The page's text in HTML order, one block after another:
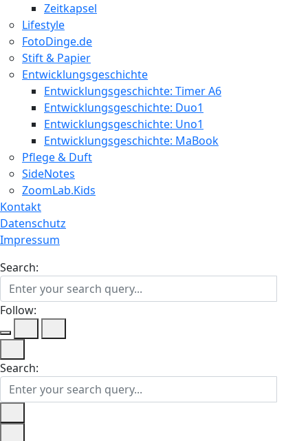
Zeitkapsel
Lifestyle
FotoDinge.de
Stift & Papier
Entwicklungsgeschichte
Entwicklungsgeschichte: Timer A6
Entwicklungsgeschichte: Duo1
Entwicklungsgeschichte: Uno1
Entwicklungsgeschichte: MaBook
Pflege & Duft
SideNotes
ZoomLab.Kids
Kontakt
Datenschutz
Impressum
Search:
Follow:
Search: